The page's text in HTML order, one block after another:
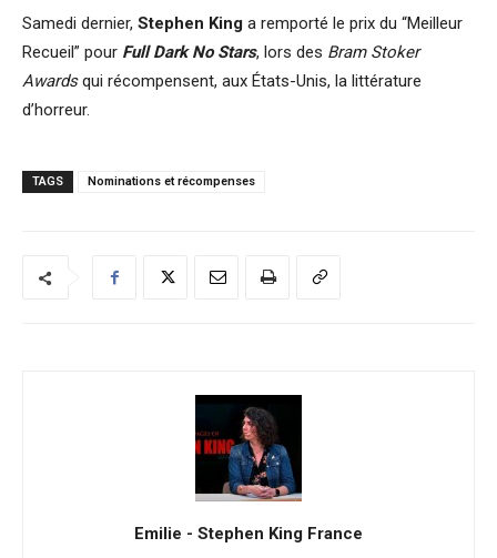
Samedi dernier, Stephen King a remporté le prix du “Meilleur
Recueil” pour Full Dark No Stars, lors des Bram Stoker
Awardsqui récompensent, aux États-Unis, la littérature
d’horreur.
TAGS Nominations et récompenses
Emilie - Stephen King France